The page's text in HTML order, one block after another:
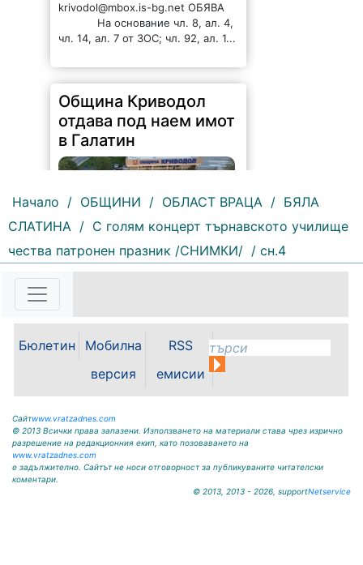
krivodol@mbox.is-bg.net ОБЯВА
На основание чл. 8, ал. 4,
чл. 14, ал. 7 от ЗОС; чл. 92, ал. 1...
Община Криводол
отдава под наем имот
в Галатин
112 | 2026-08-07 11:27:20
ВРАЦА 3060 гр. Криводол,
ул.”Освобождение”№ 13, тел.
09117 / 20-45, e-mail:
krivodol@dir.bg ОБЯВА На
основание чл. 8, ал. 4, чл. 14, ал.
7 от ЗОС; чл. 92, ал. 1...
Начало / ОБЩИНИ / ОБЛАСТ ВРАЦА / БЯЛА
СЛАТИНА / С голям концерт търнавското училище
чества патронен празник /СНИМКИ/ / сн.4
Бюлетин
Мобилна
версия
RSS
емисии
Сайтwww.vratzadnes.com
© 2013 Всички права запазени. Използването на материали става чрез изрично
разрешение на редакционния екип, като позоваването на
www.vratzadnes.com
е задължително. Сайтът не носи отговорност за публикуваните читателски
коментари.
© 2013, 2013 - 2026, supportNetservice